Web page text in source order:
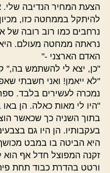
הצעת המחיר הנדיבה שלי.
להיתקל בממחטה כזו,
נרחבים כמו רוב רובה
נראתה ממחטה מעולם. היא
האדם הארצני -"
"כן, יצא לי להשתמש בה,"
"לא ייאמן! ואני חשבתי
נמכרה לעשירים בלבד.
"היו לי מאות כאלה. הן
בתוך השניה כך שכאשר
בעקבותיו. הן היו גם
היא הביטה בו במבט
זקנה המפוצל חדל אף הוא
ורטט בהדרת כבוד תחת